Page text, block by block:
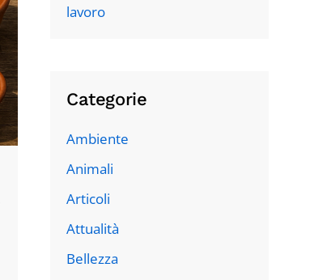
lavoro
Categorie
Ambiente
Animali
Articoli
Attualità
Bellezza